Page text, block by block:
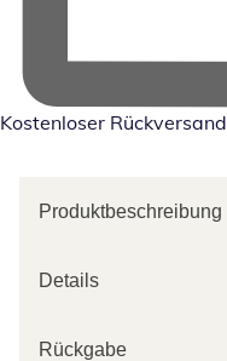
Kostenloser Rückversand
Produktbeschreibung
Details
Rückgabe